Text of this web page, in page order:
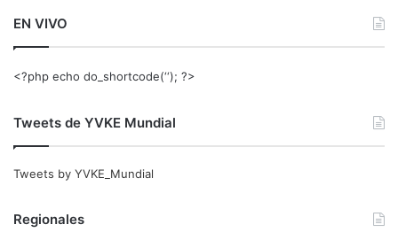
EN VIVO
<?php echo do_shortcode(‘‘); ?>
Tweets de YVKE Mundial
Tweets by YVKE_Mundial
Regionales